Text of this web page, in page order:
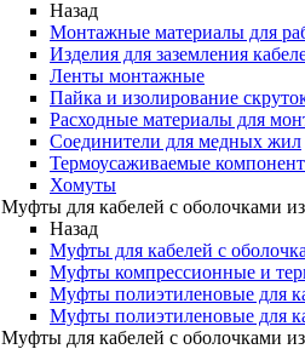
Назад
Монтажные материалы для
Изделия для заземления
Ленты монтажные
Пайка и изолирование
Расходные материалы для
Соединители для медных жил
Термоусаживаемые
Хомуты
Муфты для кабелей с оболочками
Назад
Муфты для кабелей с
Муфты компрессионные и
Муфты полиэтиленовые для
Муфты полиэтиленовые для
Муфты для кабелей с оболочками